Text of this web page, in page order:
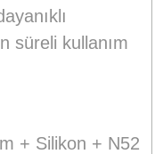
süreli kullanım
+ Silikon + N52